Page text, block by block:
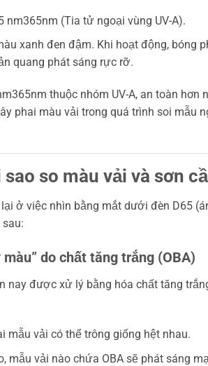
nm365nm (Tia tử ngoại vùng UV-A).
xanh đen đậm. Khi hoạt động, bóng
quang phát sáng rực rỡ.
365nm thuộc nhóm UV-A, an toàn hơn
phai màu vải trong quá trình soi mẫu
so màu vải và sơn
ở việc nhìn bằng mắt dưới đèn D65
do chất tăng trắng (OBA)
nay được xử lý bằng hóa chất tăng
mẫu vải có thể trông giống hệt nhau.
mẫu vải nào chứa OBA sẽ phát sáng